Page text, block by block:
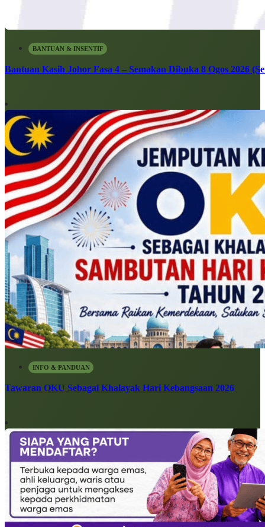
BANTUAN & INSENTIF
Bantuan Kasih Johor Fasa 4 – Semakan Dibuka 8 Ogos 2026
INFO & PANDUAN
Tawaran OKU Sebagai Khalayak Hari Kebangsaan 2026